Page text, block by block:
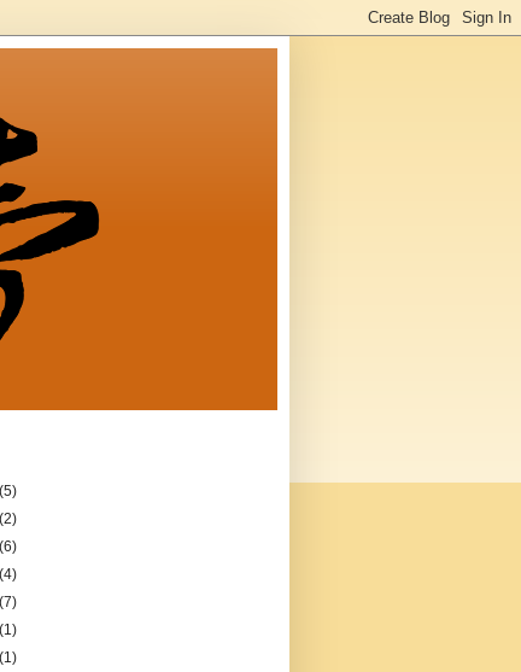
(5)
(2)
(6)
(4)
(7)
(1)
(1)